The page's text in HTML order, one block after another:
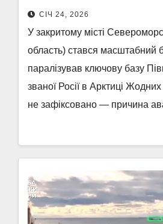
СІЧ 24, 2026
У закритому місті
область) стався масштабний
паралізував ключову базу
званої Росії в Арктиці Жодних
не зафіксовано — причина